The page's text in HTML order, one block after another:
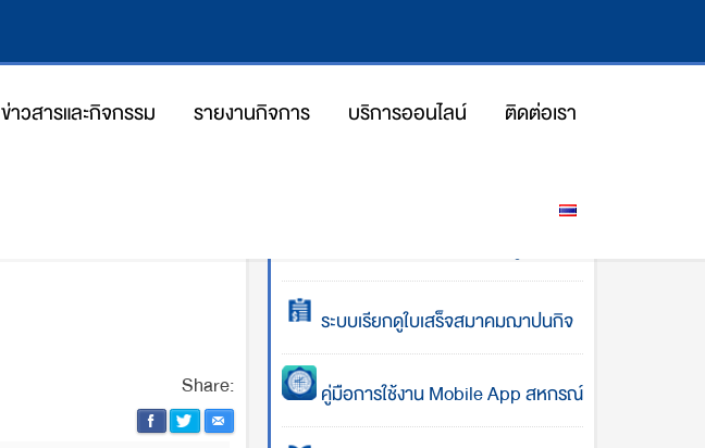
ข่าวสารและกิจกรรม รายงานกิจการ บริการออนไลน์ ติดต่อเรา
Share:
ระบบเรียกดูใบเสร็จสมาคมฌาปนกิจ
คู่มือการใช้งาน Mobile App สหกรณ์